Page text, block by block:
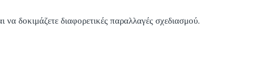
δοκιμάζετε διαφορετικές παραλλαγές σχεδιασμού.